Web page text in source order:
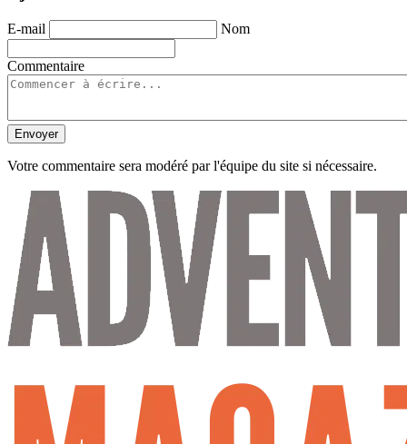
E-mail Nom
Commentaire
Envoyer
Votre commentaire sera modéré par l'équipe du site si nécessaire.